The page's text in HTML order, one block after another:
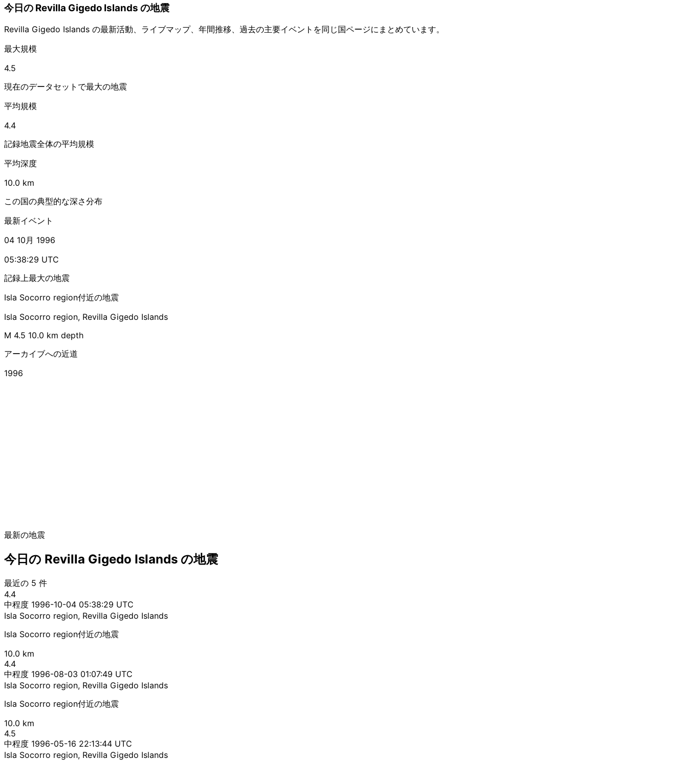
今日の Revilla Gigedo Islands の地震
Revilla Gigedo Islands の最新活動、ライブマップ、年間推移、過去の主要イベントを同じ国ページにまとめています。
最大規模
4.5
現在のデータセットで最大の地震
平均規模
4.4
記録地震全体の平均規模
平均深度
10.0 km
この国の典型的な深さ分布
最新イベント
04 10月 1996
05:38:29 UTC
記録上最大の地震
Isla Socorro region付近の地震
Isla Socorro region, Revilla Gigedo Islands
M 4.5 10.0 km depth
アーカイブへの近道
1996
最新の地震
今日の Revilla Gigedo Islands の地震
最近の 5 件
4.4
中程度 1996-10-04 05:38:29 UTC
Isla Socorro region, Revilla Gigedo Islands
Isla Socorro region付近の地震
10.0 km
4.4
中程度 1996-08-03 01:07:49 UTC
Isla Socorro region, Revilla Gigedo Islands
Isla Socorro region付近の地震
10.0 km
4.5
中程度 1996-05-16 22:13:44 UTC
Isla Socorro region, Revilla Gigedo Islands